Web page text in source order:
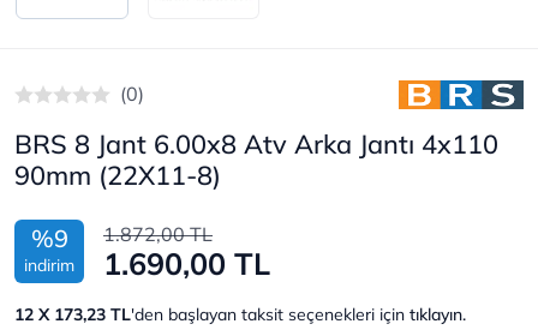
(0)
BRS 8 Jant 6.00x8 Atv Arka Jantı 4x110
90mm (22X11-8)
%9
indirim
1.872,00 TL
1.690,00 TL
12 X 173,23 TL'den başlayan taksit seçenekleri için tıklayın.